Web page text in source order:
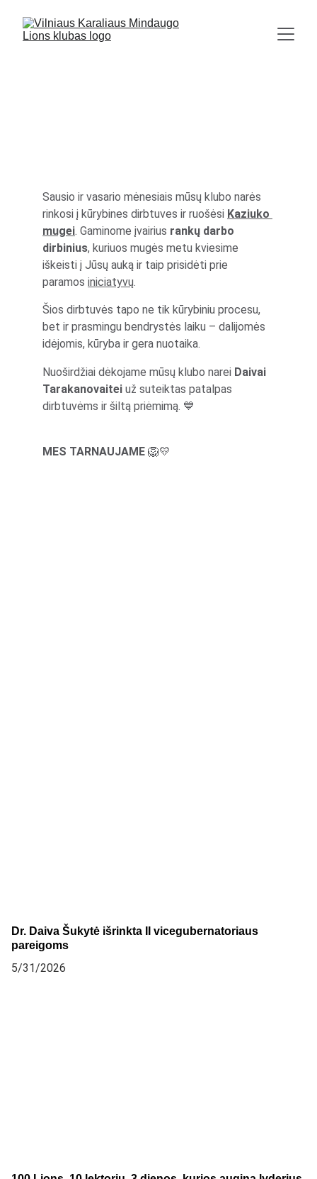
Sausio ir vasario mėnesiais mūsų klubo narės
rinkosi į kūrybines dirbtuves ir ruošėsi Kaziuko
mugei. Gaminome įvairius rankų darbo
dirbinius, kuriuos mugės metu kviesime
iškeisti į Jūsų auką ir taip prisidėti prie
paramos iniciatyvų.
Šios dirbtuvės tapo ne tik kūrybiniu procesu,
bet ir prasmingu bendrystės laiku – dalijomės
idėjomis, kūryba ir gera nuotaika.
Nuoširdžiai dėkojame mūsų klubo narei Daivai
Tarakanovaitei už suteiktas patalpas
dirbtuvėms ir šiltą priėmimą. 💙
MES TARNAUJAME 🦁💛
Dr. Daiva Šukytė išrinkta II vicegubernatoriaus
pareigoms
5/31/2026